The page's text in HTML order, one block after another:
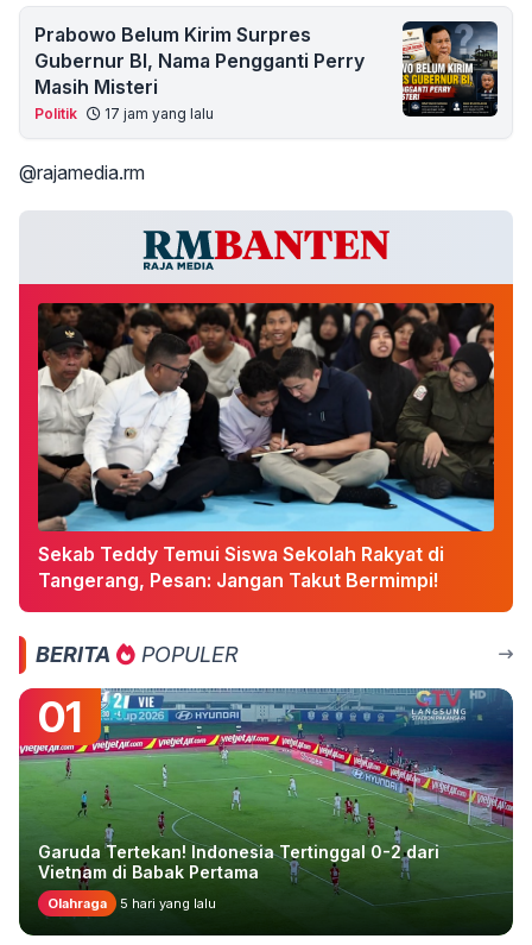
Prabowo Belum Kirim Surpres
Gubernur BI, Nama Pengganti Perry
Masih Misteri
Politik 17 jam yang lalu
@rajamedia.rm
Sekab Teddy Temui Siswa Sekolah Rakyat di
Tangerang, Pesan: Jangan Takut Bermimpi!
BERITA POPULER
01
Garuda Tertekan! Indonesia Tertinggal 0-2 dari
Vietnam di Babak Pertama
Olahraga 5 hari yang lalu